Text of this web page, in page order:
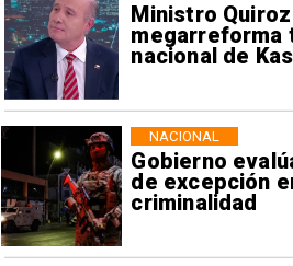
Ministro
megarreforma
nacional de
Gobierno
de excepción
criminalidad
NACIONAL